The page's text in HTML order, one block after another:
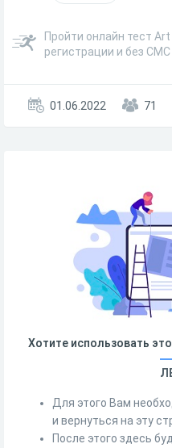
Пройти онлайн тест
регистрации и без СМС
01.06.2022 71
Хотите использовать
Для этого Вам
и вернуться на эту
После этого здесь